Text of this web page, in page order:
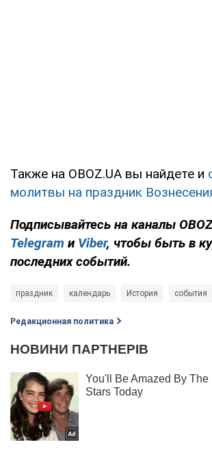
Также на OBOZ.UA вы найдете и
молитвы на праздник
Подписывайтесь на каналы
Telegram и Viber, чтобы быть в
последних событий.
праздник календарь История события
Редакционная политика